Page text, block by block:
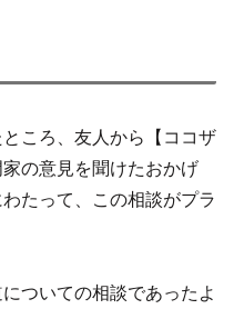
ころ、友人から​ 【ココザ
の意見を聞けたおかげ
たって、この相談がプラ
ついての相談であったよ